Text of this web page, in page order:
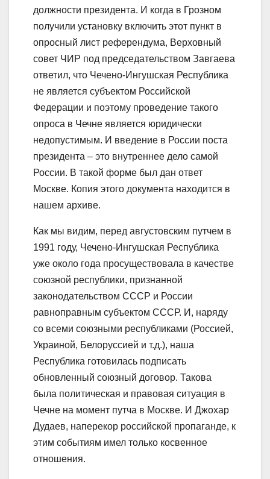
должности президента. И когда в Грозном
получили установку включить этот пункт в
опросный лист референдума, Верховный
совет ЧИР под председательством Завгаева
ответил, что Чечено-Ингушская Республика
не является субъектом Российской
Федерации и поэтому проведение такого
опроса в Чечне является юридически
недопустимым. И введение в России поста
президента – это внутреннее дело самой
России. В такой форме был дан ответ
Москве. Копия этого документа находится в
нашем архиве.
Как мы видим, перед августовским путчем в
1991 году, Чечено-Ингушская Республика
уже около года просуществовала в качестве
союзнoй республики, признанной
законодательством СССР и России
равноправным субъектом СССР. И, наряду
со всеми союзными республиками (Россией,
Украиной, Белоруссией и т.д.), наша
Республика готовилась подписать
обновленный союзный договор. Такова
была политическая и правовая ситуация в
Чечне на момент путча в Москве. И Джохар
Дудаев, наперекор российской пропаганде, к
этим событиям имел только косвенное
отношения.